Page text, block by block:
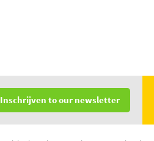
Inschrijven to our newsletter